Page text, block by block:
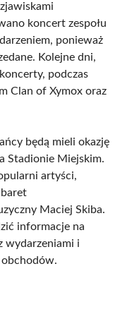
koncert zespołu
ponieważ
Kolejne dni,
podczas
Clan of Xymox oraz
będą mieli okazję
Stadionie Miejskim.
artyści,
Maciej Skiba.
informacje na
wydarzeniami i